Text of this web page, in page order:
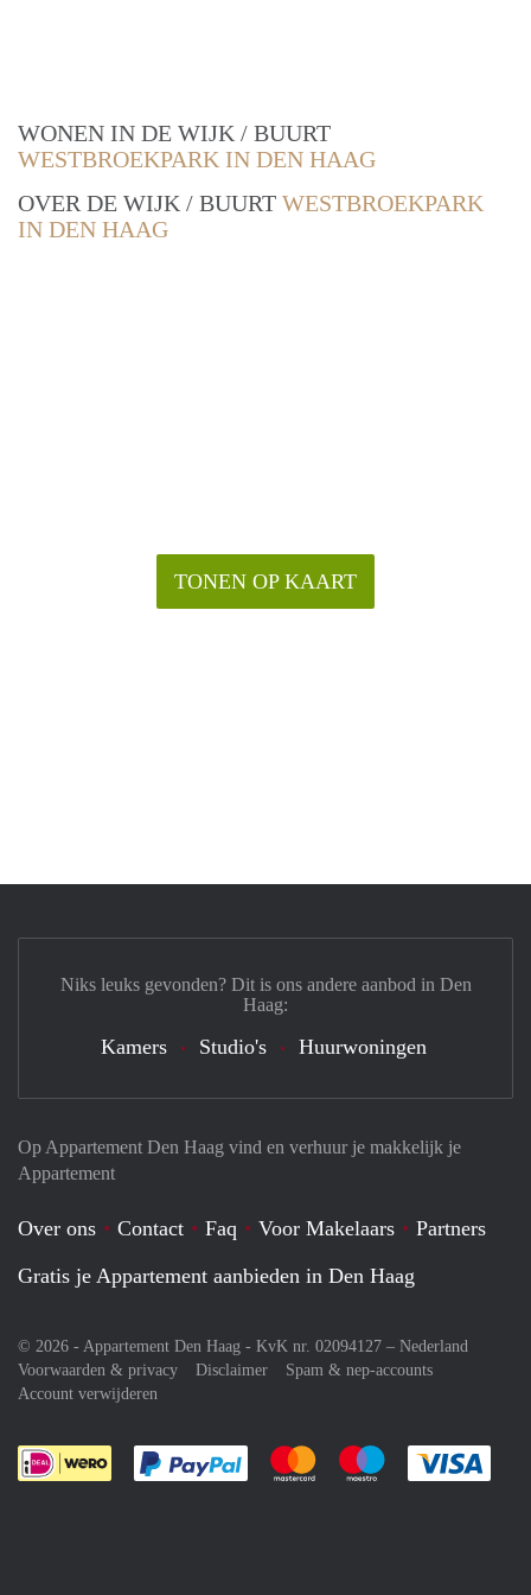
WONEN IN DE WIJK / BUURT
WESTBROEKPARK IN DEN HAAG
OVER DE WIJK / BUURT WESTBROEKPARK
IN DEN HAAG
TONEN OP KAART
Op Appartement Den Haag vind en verhuur je makkelijk je
Appartement
Over ons Contact Faq Voor Makelaars
Partners
Gratis je Appartement aanbieden in Den Haag
© 2026 - Appartement Den Haag - KvK nr. 02094127 – Nederland
Voorwaarden & privacy
Disclaimer
Spam & nep-accounts
Account verwijderen
Je rekent gemakkelijk af met Paypal
Je rekent gemakkelijk af met
Je rekent
Niks leuks gevonden? Dit is ons andere aanbod in Den
Haag:
Kamers Studio's Huurwoningen